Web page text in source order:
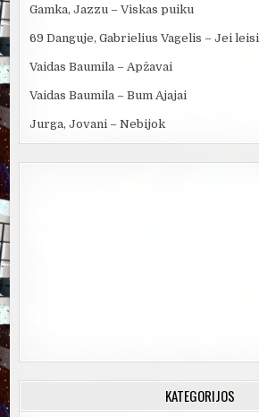
Gamka, Jazzu – Viskas puiku
69 Danguje, Gabrielius Vagelis – Jei leisi
Vaidas Baumila – Apžavai
Vaidas Baumila – Bum Ajajai
Jurga, Jovani – Nebijok
KATEGORIJOS